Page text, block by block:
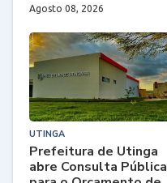
Agosto 08, 2026
UTINGA
Prefeitura de Utinga
abre Consulta Pública